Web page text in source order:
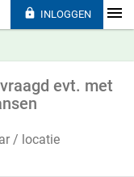
evt. met
/ locatie
 INLOGGEN